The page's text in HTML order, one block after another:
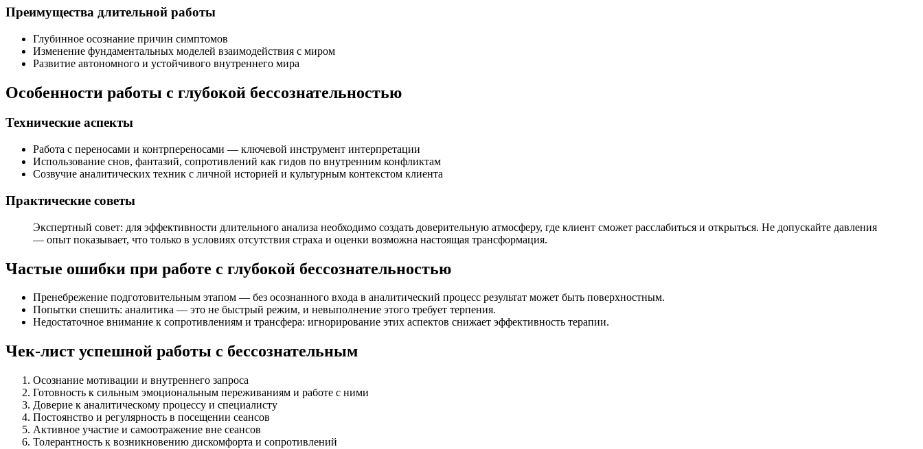
Преимущества длительной работы
Глубинное осознание причин симптомов
Изменение фундаментальных моделей взаимодействия с миром
Развитие автономного и устойчивого внутреннего мира
Особенности работы с глубокой бессознательностью
Технические аспекты
Работа с переносами и контрпереносами — ключевой инструмент интерпретации
Использование снов, фантазий, сопротивлений как гидов по внутренним конфликтам
Созвучие аналитических техник с личной историей и культурным контекстом клиента
Практические советы
Экспертный совет: для эффективности длительного анализа необходимо создать доверительную атмосферу, где клиент сможет расслабиться и открыться. Не допускайте давления
— опыт показывает, что только в условиях отсутствия страха и оценки возможна настоящая трансформация.
Частые ошибки при работе с глубокой бессознательностью
Пренебрежение подготовительным этапом — без осознанного входа в аналитический процесс результат может быть поверхностным.
Попытки спешить: аналитика — это не быстрый режим, и невыполнение этого требует терпения.
Недостаточное внимание к сопротивлениям и трансфера: игнорирование этих аспектов снижает эффективность терапии.
Чек-лист успешной работы с бессознательным
Осознание мотивации и внутреннего запроса
Готовность к сильным эмоциональным переживаниям и работе с ними
Доверие к аналитическому процессу и специалисту
Постоянство и регулярность в посещении сеансов
Активное участие и самоотражение вне сеансов
Толерантность к возникновению дискомфорта и сопротивлений